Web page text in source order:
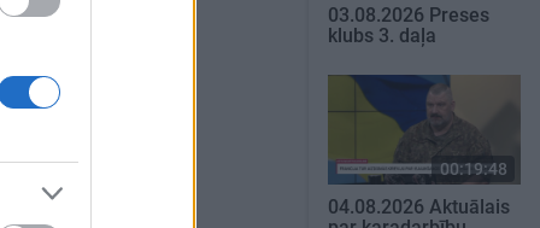
03.08.2026 Preses
klubs 3. daļa
00:19:48
04.08.2026 Aktuālais